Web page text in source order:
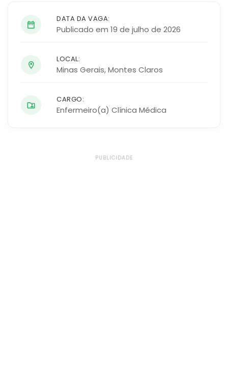
DATA DA VAGA:
Publicado em 19 de julho de 2026
LOCAL:
Minas Gerais,Montes Claros
CARGO:
Enfermeiro(a) Clínica Médica
PUBLICIDADE